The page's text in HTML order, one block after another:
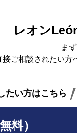
レオン
ま
接ご相談されたい方
たい方はこちら
料）